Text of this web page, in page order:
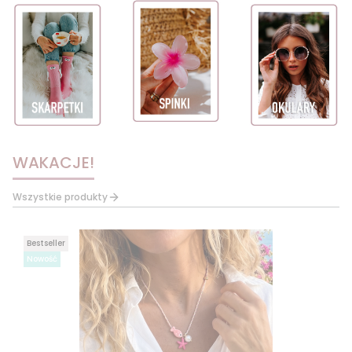
WAKACJE!
Wszystkie produkty
Bestseller
Nowość